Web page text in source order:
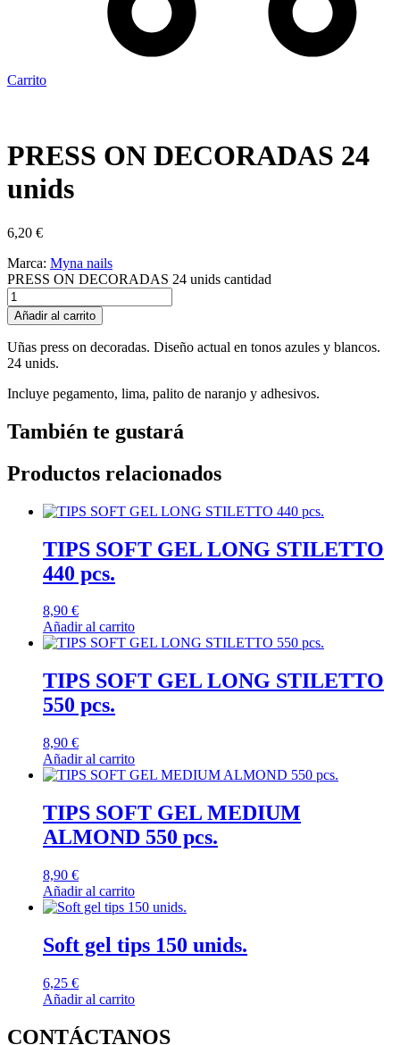
Carrito
PRESS ON DECORADAS 24
unids
6,20 €
Marca: Myna nails
PRESS ON DECORADAS 24 unids cantidad
Añadir al carrito
Uñas press on decoradas. Diseño actual en tonos azules y blancos.
24 unids.
Incluye pegamento, lima, palito de naranjo y adhesivos.
También te gustará
Productos relacionados
TIPS SOFT GEL LONG STILETTO
440 pcs.
8,90 €
Añadir al carrito
TIPS SOFT GEL LONG STILETTO
550 pcs.
8,90 €
Añadir al carrito
TIPS SOFT GEL MEDIUM
ALMOND 550 pcs.
8,90 €
Añadir al carrito
Soft gel tips 150 unids.
6,25 €
Añadir al carrito
CONTÁCTANOS